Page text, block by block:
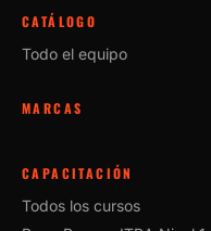
CATÁLOGO
Todo el equipo
MARCAS
CAPACITACIÓN
Todos los cursos